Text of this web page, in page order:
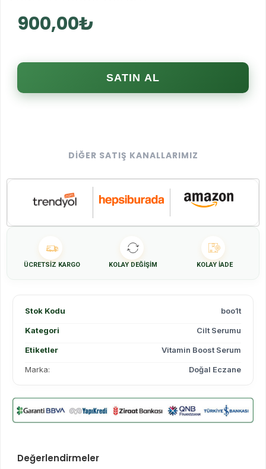
900,00₺
SATIN AL
DIĞER SATIŞ KANALLARIMIZ
ÜCRETSIZ KARGO KOLAY DEĞIŞIM KOLAY İADE
Stok Kodu boo1t
Kategori Cilt Serumu
Etiketler Vitamin Boost Serum
Marka: Doğal Eczane
Değerlendirmeler